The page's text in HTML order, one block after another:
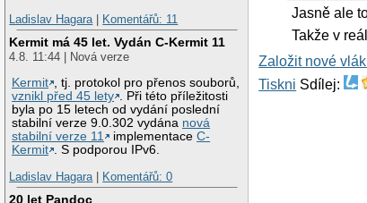
Ladislav Hagara | Komentářů: 11
Kermit má 45 let. Vydán C-Kermit 11
4.8. 11:44 | Nová verze
Kermit
, tj. protokol pro přenos souborů,
vznikl před 45 lety
. Při této příležitosti
byla po 15 letech od vydání poslední
stabilní verze 9.0.302 vydána nová
stabilní verze 11
implementaceC-
Kermit
. S podporou IPv6.
Ladislav Hagara | Komentářů: 0
20 let Pandoc
Jasně ale
Takže v
Založit nové
Tiskni Sdílej: